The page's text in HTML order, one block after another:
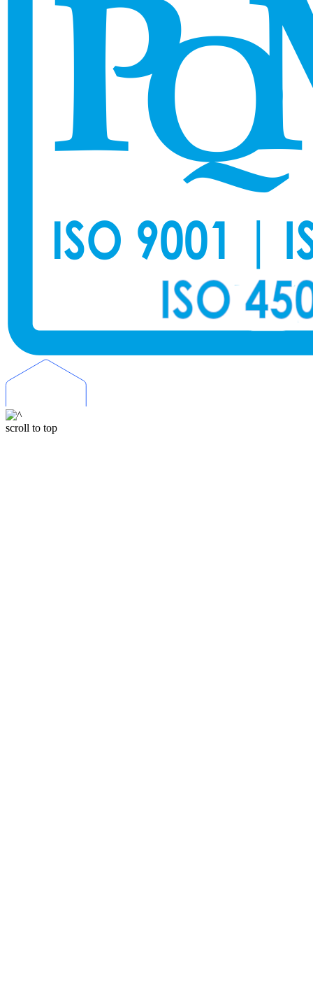
scroll to top